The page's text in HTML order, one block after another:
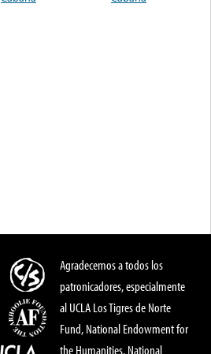
Agradecemos a todos los
patronicadores, especialmente
al UCLA Los Tigres de Norte
Fund, National Endowment for
the Humanities, National